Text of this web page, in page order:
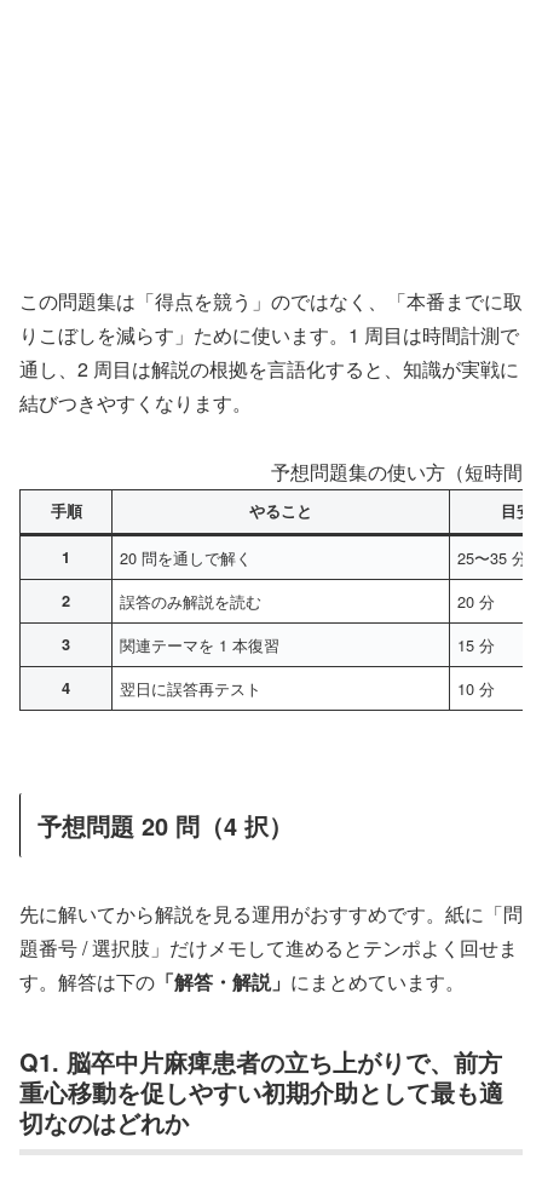
この問題集は「得点を競う」のではなく、「本番までに取
りこぼしを減らす」ために使います。1 周目は時間計測で
通し、2 周目は解説の根拠を言語化すると、知識が実戦に
結びつきやすくなります。
予想問題集の使い方（短時間
手順 やること 目安
1 20 問を通しで解く 25〜35 分
2 誤答のみ解説を読む 20 分
3 関連テーマを 1 本復習 15 分
4 翌日に誤答再テスト 10 分
予想問題 20 問（4 択）
先に解いてから解説を見る運用がおすすめです。紙に「問
題番号 / 選択肢」だけメモして進めるとテンポよく回せま
す。解答は下の 「解答・解説」 にまとめています。
Q1. 脳卒中片麻痺患者の立ち上がりで、前方
重心移動を促しやすい初期介助として最も適
切なのはどれか